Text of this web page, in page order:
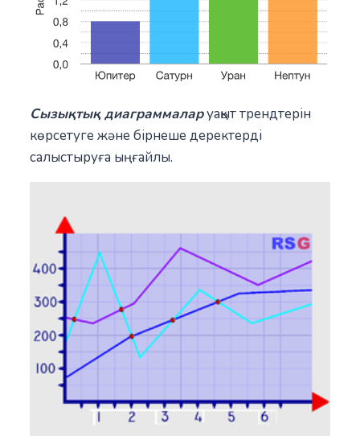
Сызықтық диаграммаларуақыт трендтерін
көрсетуге және бірнеше деректерді
салыстыруға ыңғайлы.